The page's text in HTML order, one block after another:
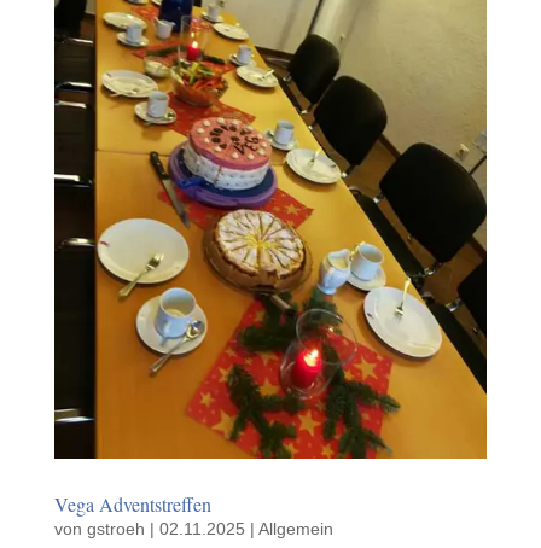
Vega Adventstreffen
von gstroeh | 02.11.2025 | Allgemein